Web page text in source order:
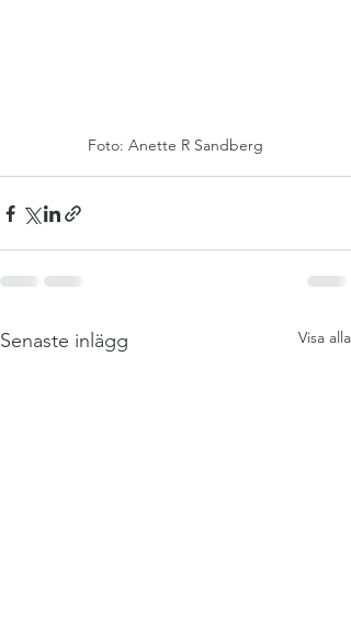
Foto: Anette R Sandberg
Senaste inlägg Visa alla